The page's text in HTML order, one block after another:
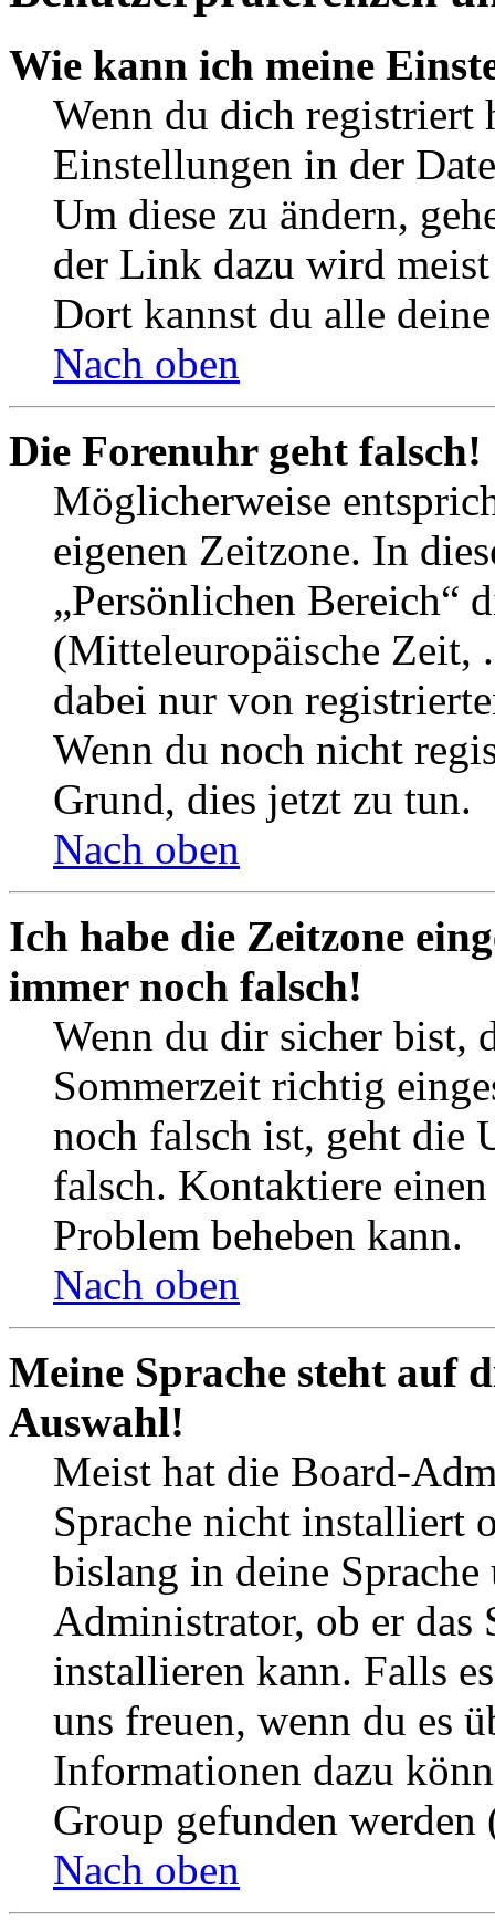
Wie kann ich meine
Wenn du dich registriert
Einstellungen in der
Um diese zu ändern,
der Link dazu wird
Dort kannst du alle
Nach oben
Die Forenuhr geht falsch!
Möglicherweise
eigenen Zeitzone. In
„Persönlichen Bereich“
(Mitteleuropäische Zeit,
dabei nur von
Wenn du noch nicht
Grund, dies jetzt zu tun.
Nach oben
Ich habe die Zeitzone
immer noch falsch!
Wenn du dir sicher bist,
Sommerzeit richtig
noch falsch ist, geht die
falsch. Kontaktiere
Problem beheben kann.
Nach oben
Meine Sprache steht auf
Auswahl!
Meist hat die Board-
Sprache nicht installiert
bislang in deine
Administrator, ob er das
installieren kann. Falls
uns freuen, wenn du es
Informationen dazu
Group gefunden
Nach oben